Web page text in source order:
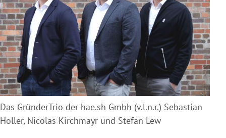
Das GründerTrio der hae.sh Gmbh (v.l.n.r.) Sebastian
Holler, Nicolas Kirchmayr und Stefan Lew